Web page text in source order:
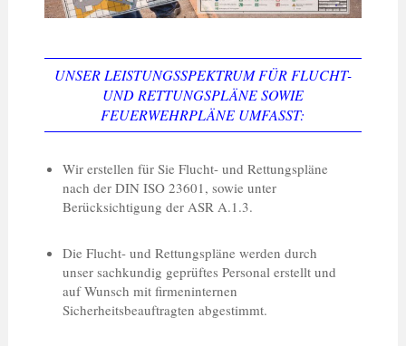
UNSER LEISTUNGSSPEKTRUM FÜR FLUCHT-
UND RETTUNGSPLÄNE SOWIE
FEUERWEHRPLÄNE UMFASST:
Wir erstellen für Sie Flucht- und Rettungspläne
nach der DIN ISO 23601, sowie unter
Berücksichtigung der ASR A.1.3.
Die Flucht- und Rettungspläne werden durch
unser sachkundig geprüftes Personal erstellt und
auf Wunsch mit firmeninternen
Sicherheitsbeauftragten abgestimmt.